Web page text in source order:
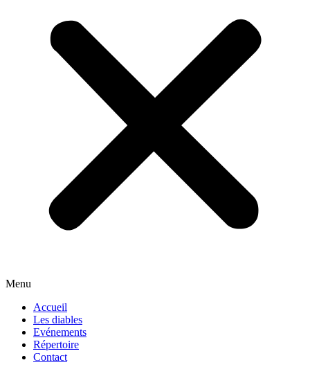
Menu
Accueil
Les diables
Evénements
Répertoire
Contact